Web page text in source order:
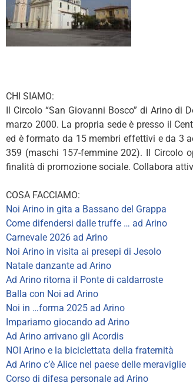
CHI SIAMO:
Il Circolo “San Giovanni Bosco” di Arino
marzo 2000. La propria sede è presso il
ed è formato da 15 membri effettivi e da 3
359 (maschi 157-femmine 202). Il Circolo
finalità di promozione sociale. Collabora
COSA FACCIAMO:
Noi Arino in gita a Bassano del Grappa
Come difendersi dalle truffe … ad Arino
Carnevale 2026 ad Arino
Noi Arino in visita ai presepi di Jesolo
Natale danzante ad Arino
Ad Arino ritorna il Ponte di caldarroste
Balla con Noi ad Arino
Noi in …forma 2025 ad Arino
Impariamo giocando ad Arino
Ad Arino arrivano gli Acordis
NOI Arino e la biciclettata della fraternità
Ad Arino c’è Alice nel paese delle meraviglie
Corso di difesa personale ad Arino